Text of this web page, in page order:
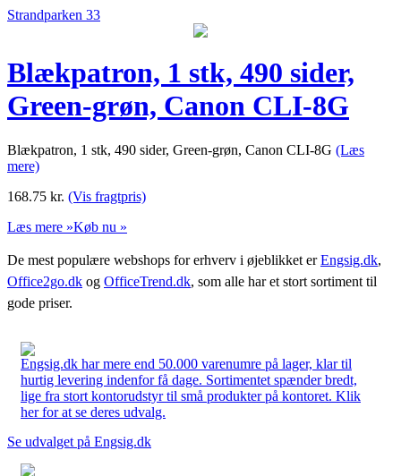
Strandparken 33
Blækpatron, 1 stk, 490 sider,
Green-grøn, Canon CLI-8G
Blækpatron, 1 stk, 490 sider, Green-grøn, Canon CLI-8G (Læs
mere)
168.75 kr. (Vis fragtpris)
Læs mere »Køb nu »
De mest populære webshops for erhverv i øjeblikket erEngsig.dk,
Office2go.dk og OfficeTrend.dk, som alle har et stort sortiment til
gode priser.
Engsig.dk har mere end 50.000 varenumre på lager, klar til
hurtig levering indenfor få dage. Sortimentet spænder bredt,
lige fra stort kontorudstyr til små produkter på kontoret. Klik
her for at se deres udvalg.
Se udvalget på Engsig.dk